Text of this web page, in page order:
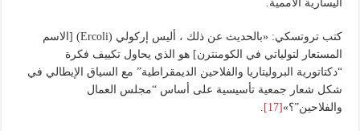
اليسارية الأممية.
كتب تروتسكي: «بالحديث عن ذلك ، أليس إركولي (Ercoli) [الاسم
المستعار لتولياتي في الكومنترن] هو الذي يحاول تكييف فكرة
“دكتاتورية البروليتاريا والفلاحين الديمقراطية” مع السياق الإيطالي في
شكل شعار جمعية تأسيسية على أساس “مجلس العمال
والفلاحين”؟»[17]